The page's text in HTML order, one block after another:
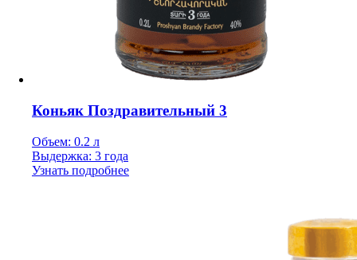
Коньяк Поздравительный 3
Объем: 0.2 л
Выдержка: 3 года
Узнать подробнее